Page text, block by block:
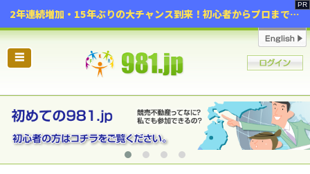
2年連続増加・15年ぶりの大チャンス到来！初心者からプロまで網羅する「競売不動産・超実践投資セミナー」♦神奈川県 横浜 in 神奈川
☰